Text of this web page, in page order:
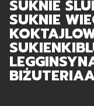
SUKNIE
SUKNIE
SUKIENKI
LEGGINSY
BIŻUTERIA